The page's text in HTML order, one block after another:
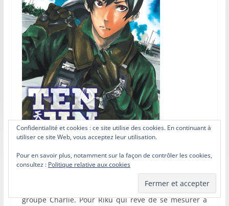
Hayari Takaoka est de retour et il a été muté dans le
groupe Charlie. Pour Riku qui rêve de se mesurer à
Confidentialité et cookies : ce site utilise des cookies. En continuant à
utiliser ce site Web, vous acceptez leur utilisation.
Pour en savoir plus, notamment sur la façon de contrôler les cookies,
consultez : Politique relative aux cookies